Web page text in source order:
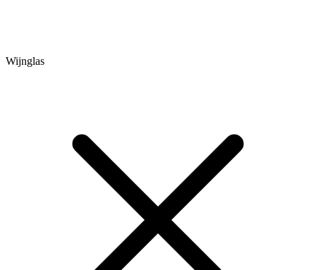
Wijnglas